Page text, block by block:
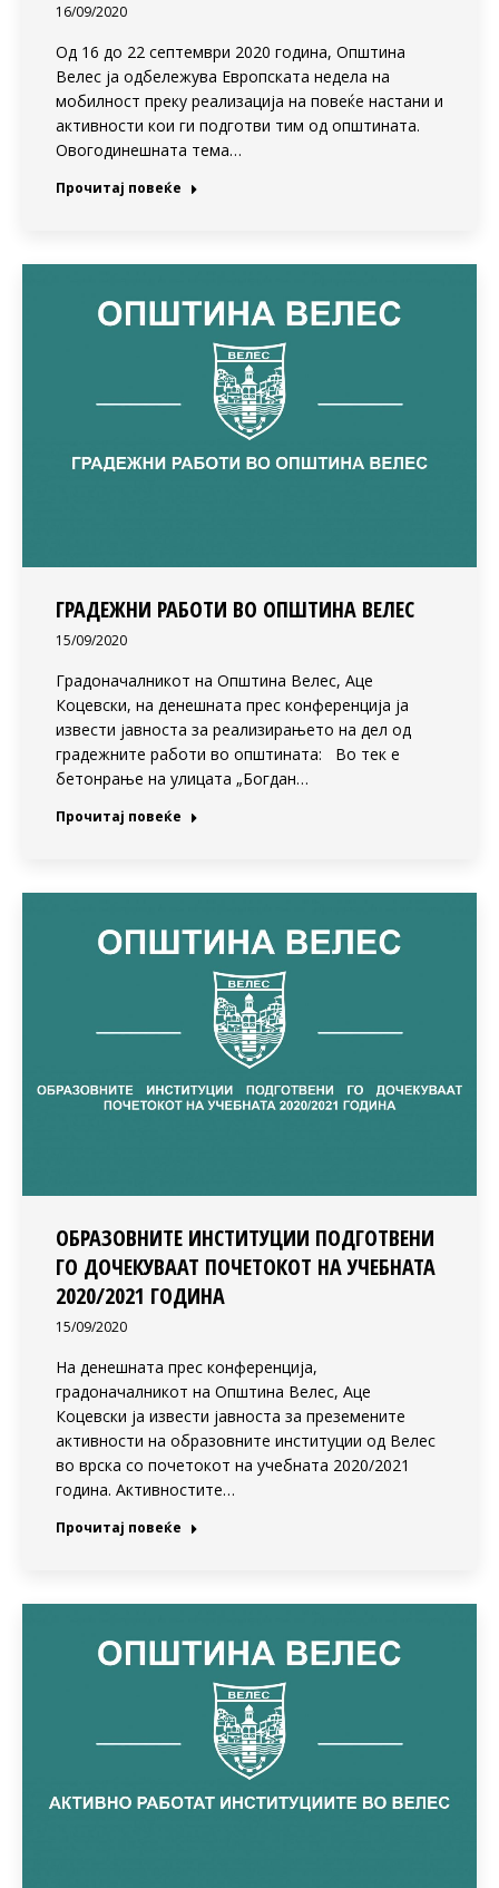
16/09/2020
Од 16 до 22 септември 2020 година, Општина
Велес ја одбележува Европската недела на
мобилност преку реализација на повеќе настани и
активности кои ги подготви тим од општината.
Овогодинешната тема…
Прочитај повеќе
ГРАДЕЖНИ РАБОТИ ВО ОПШТИНА ВЕЛЕС
15/09/2020
Градоначалникот на Општина Велес, Аце
Коцевски, на денешната прес конференција ја
извести јавноста за реализирањето на дел од
градежните работи во општината: Во тек е
бетонрање на улицата „Богдан…
Прочитај повеќе
ОБРАЗОВНИТЕ ИНСТИТУЦИИ ПОДГОТВЕНИ
ГО ДОЧЕКУВААТ ПОЧЕТОКОТ НА УЧЕБНАТА
2020/2021 ГОДИНА
15/09/2020
На денешната прес конференција,
градоначалникот на Општина Велес, Аце
Коцевски ја извести јавноста за преземените
активности на образовните институции од Велес
во врска со почетокот на учебната 2020/2021
година. Активностите…
Прочитај повеќе